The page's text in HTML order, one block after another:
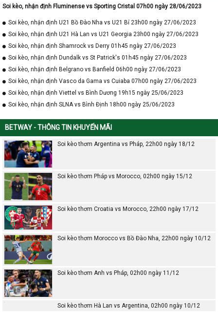
Soi kèo, nhận định Fluminense vs Sporting Cristal 07h00 ngày 28/06/2023
Soi kèo, nhận định U21 Bồ Đào Nha vs U21 Bỉ 23h00 ngày 27/06/2023
Soi kèo, nhận định U21 Hà Lan vs U21 Georgia 23h00 ngày 27/06/2023
Soi kèo, nhận định Shamrock vs Derry 01h45 ngày 27/06/2023
Soi kèo, nhận định Dundalk vs St Patrick's 01h45 ngày 27/06/2023
Soi kèo, nhận định Belgrano vs Banfield 06h00 ngày 27/06/2023
Soi kèo, nhận định Vasco da Gama vs Cuiaba 07h00 ngày 27/06/2023
Soi kèo, nhận định Viettel vs Bình Dương 19h15 ngày 25/06/2023
Soi kèo, nhận định SLNA vs Bình Định 18h00 ngày 25/06/2023
BETWAY - THÔNG TIN KHUYẾN MÃI
Soi kèo thơm Argentina vs Pháp, 22h00 ngày 18/12
Soi kèo thơm Pháp vs Morocco, 02h00 ngày 15/12
Soi kèo thơm Croatia vs Morocco, 22h00 ngày 17/12
Soi kèo thơm Morocco vs Bồ Đào Nha, 22h00 ngày 10/12
Soi kèo thơm Anh vs Pháp, 02h00 ngày 11/12
Soi kèo thơm Hà Lan vs Argentina, 02h00 ngày 10/12